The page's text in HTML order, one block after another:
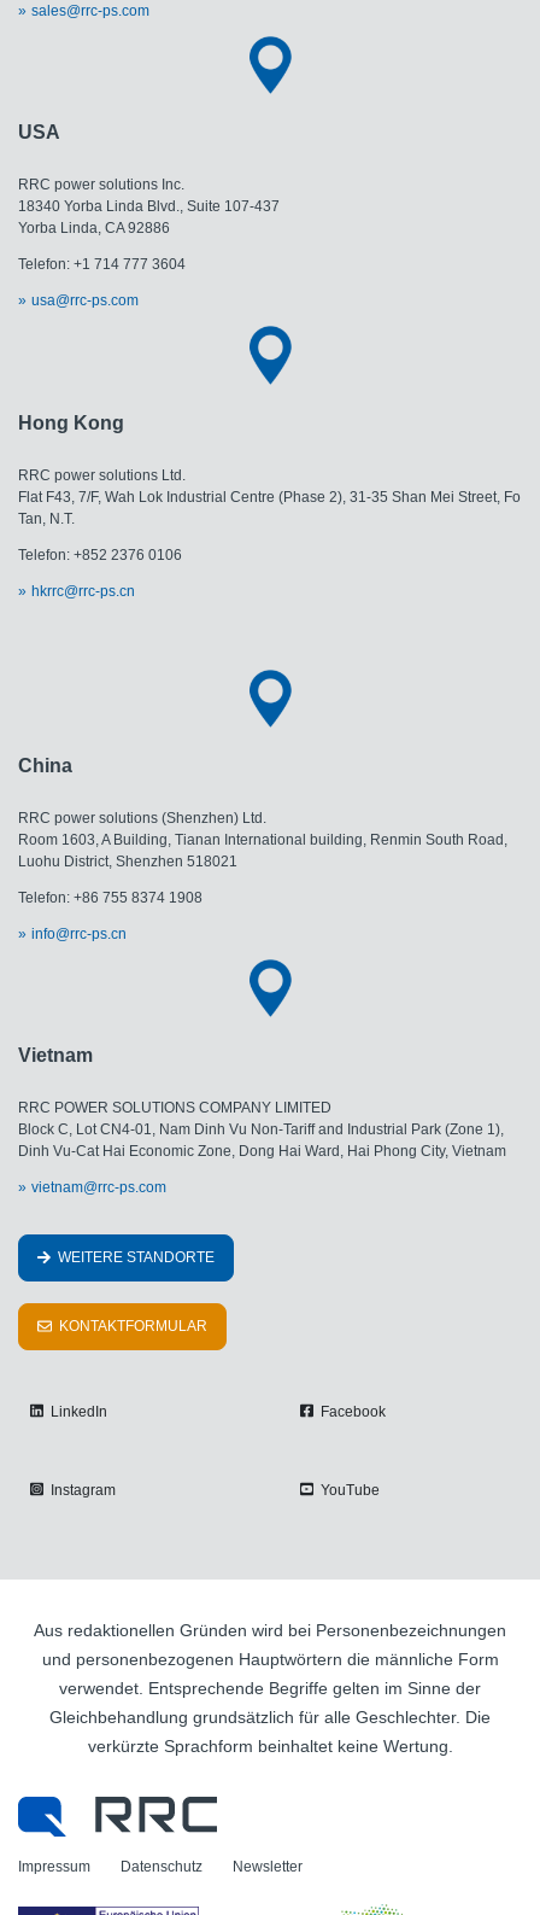
sales@rrc-ps.com
USA
RRC power solutions Inc.
18340 Yorba Linda Blvd., Suite 107-437
Yorba Linda, CA 92886
Telefon: +1 714 777 3604
usa@rrc-ps.com
Hong Kong
RRC power solutions Ltd.
Flat F43, 7/F, Wah Lok Industrial Centre (Phase 2), 31-35 Shan Mei Street, Fo
Tan, N.T.
Telefon: +852 2376 0106
hkrrc@rrc-ps.cn
China
RRC power solutions (Shenzhen) Ltd.
Room 1603, A Building, Tianan International building, Renmin South Road,
Luohu District, Shenzhen 518021
Telefon: +86 755 8374 1908
info@rrc-ps.cn
Vietnam
RRC POWER SOLUTIONS COMPANY LIMITED
Block C, Lot CN4-01, Nam Dinh Vu Non-Tariff and Industrial Park (Zone 1),
Dinh Vu-Cat Hai Economic Zone, Dong Hai Ward, Hai Phong City, Vietnam
vietnam@rrc-ps.com
WEITERE STANDORTE
KONTAKTFORMULAR
LinkedIn Facebook
Instagram YouTube
Aus redaktionellen Gründen wird bei Personenbezeichnungen
und personenbezogenen Hauptwörtern die männliche Form
verwendet. Entsprechende Begriffe gelten im Sinne der
Gleichbehandlung grundsätzlich für alle Geschlechter. Die
verkürzte Sprachform beinhaltet keine Wertung.
Impressum Datenschutz Newsletter